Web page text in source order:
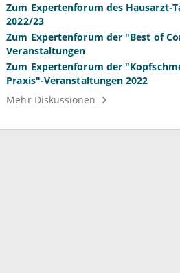
Zum Expertenforum des Hausarzt-
2022/23
Zum Expertenforum der "Best of
Veranstaltungen
Zum Expertenforum der
Praxis"-Veranstaltungen 2022
Mehr Diskussionen